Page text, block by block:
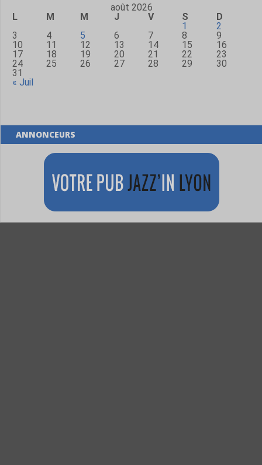
août 2026
L
M M J V S
D
1
2
3
4 5 6 7 8
9
10
11 12 13 14 15
16
17
18 19 20 21 22
23
24
25 26 27 28 29
30
31
« Juil
ANNONCEURS